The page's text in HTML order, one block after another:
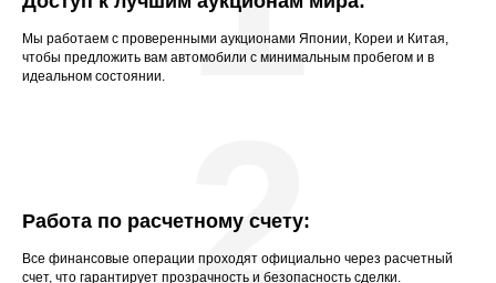
Мы работаем с проверенными аукционами Японии, Кореи и Китая,
чтобы предложить вам автомобили с минимальным пробегом и в
идеальном состоянии.
Работа по расчетному счету:
Все финансовые операции проходят официально через расчетный
счет, что гарантирует прозрачность и безопасность сделки.
2